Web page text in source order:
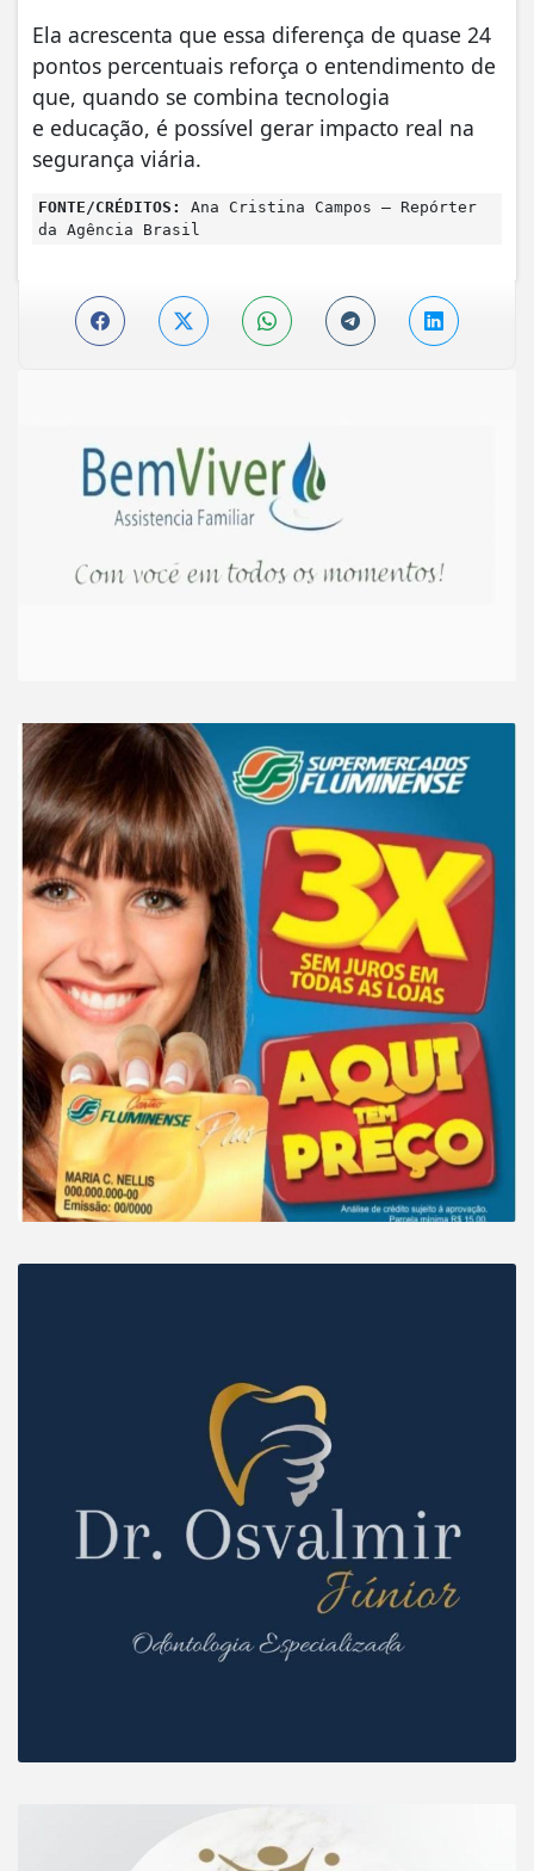
Ela acrescenta que essa diferença de quase 24
pontos percentuais reforça o entendimento de
que, quando se combina tecnologia
e educação, é possível gerar impacto real na
segurança viária.
FONTE/CRÉDITOS:
Ana Cristina Campos – Repórter
da Agência Brasil